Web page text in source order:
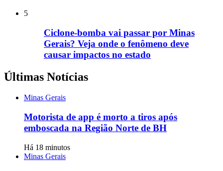
5
Ciclone-bomba vai passar por Minas
Gerais? Veja onde o fenômeno deve
causar impactos no estado
Últimas Notícias
Minas Gerais
Motorista de app é morto a tiros após
emboscada na Região Norte de BH
Há 18 minutos
Minas Gerais